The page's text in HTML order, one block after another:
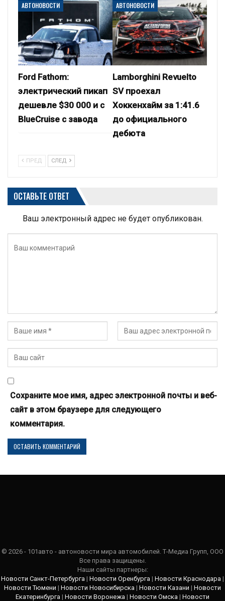
АВТОНОВОСТИ
Ford Fathom:
электрический пикап
дешевле $30 000 и с
BlueCruise с завода
АВТОНОВОСТИ
Lamborghini Revuelto
SV проехал
Хоккенхайм за 1:41.6
до официального
дебюта
ПРЕД СЛЕД
ОСТАВЬТЕ ОТВЕТ
Ваш электронный адрес не будет опубликован.
Сохраните мое имя, адрес электронной почты и веб-
сайт в этом браузере для следующего
комментария.
© 2026 - 101авто - автоновости мира автомобилей. Т-Медиа Групп, ООО
Все права защищены.
Наши сайты партнеры:
Новости Санкт-Петербурга | Новости Оренбурга | Новости Краснодара |
Новости Тюмени | Новости Новосибирска | Новости Казани | Новости
Екатеринбурга | Новости Воронежа | Новости Омска | Новости